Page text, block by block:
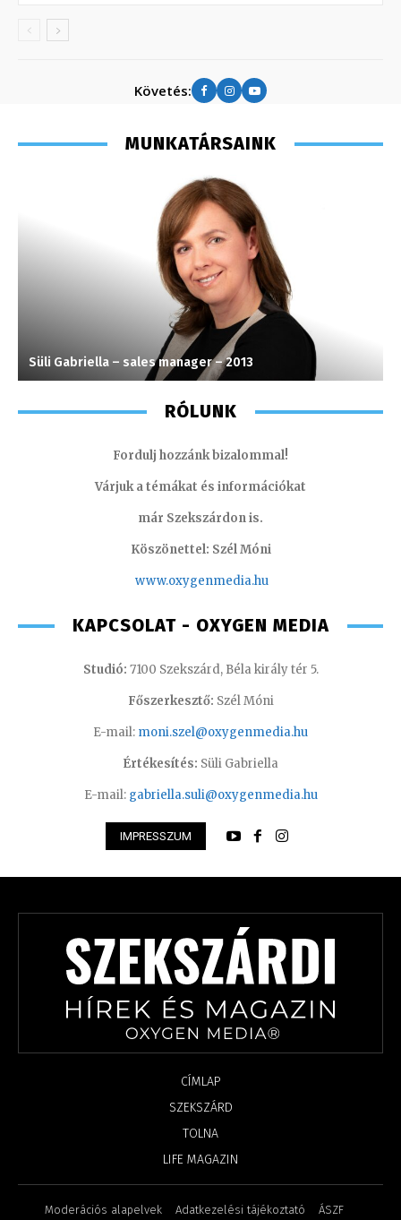
Követés:
MUNKATÁRSAINK
Süli Gabriella – sales manager – 2013
RÓLUNK
Fordulj hozzánk bizalommal!
Várjuk a témákat és információkat
már Szekszárdon is.
Köszönettel: Szél Móni
www.oxygenmedia.hu
KAPCSOLAT - OXYGEN MEDIA
Studió: 7100 Szekszárd, Béla király tér 5.
Főszerkesztő: Szél Móni
E-mail: moni.szel@oxygenmedia.hu
Értékesítés: Süli Gabriella
E-mail: gabriella.suli@oxygenmedia.hu
IMPRESSZUM
CÍMLAP
SZEKSZÁRD
TOLNA
LIFE MAGAZIN
Moderációs alapelvek Adatkezelési tájékoztató ÁSZF